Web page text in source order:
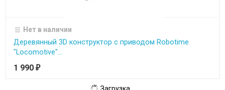
Нет в наличии
Деревянный 3D конструктор с приводом Robotime
"Locomotive"...
1 990 ₽